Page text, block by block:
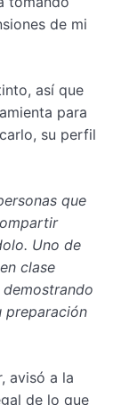
de mi
así que
para
su perfil
que
Uno de
clase
preparación
avisó a la
de lo que